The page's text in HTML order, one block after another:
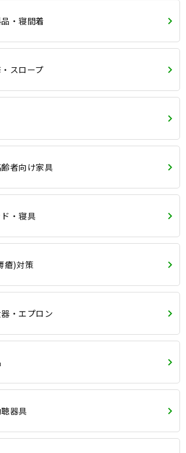
・寝間着
スロープ
者向け家具
・寝具
瘡)対策
・エプロン
器具